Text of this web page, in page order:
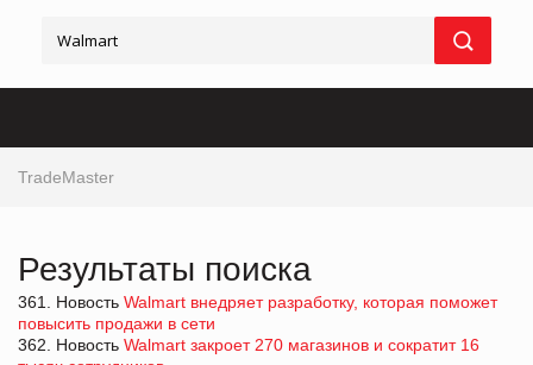
TradeMaster
Результаты поиска
361. Новость Walmart внедряет разработку, которая поможет
повысить продажи в сети
362. Новость Walmart закроет 270 магазинов и сократит 16